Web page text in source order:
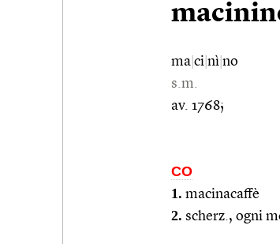
ma ci nì no
s.m.
av. 1768;
CO
1. macinacaffè
2. scherz., ogni